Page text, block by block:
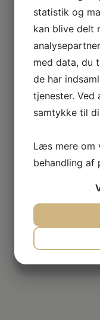
statistik og
kan blive delt
med data, du
de har
tjenester. Ved
samtykke til
Læs mere om
behandling af